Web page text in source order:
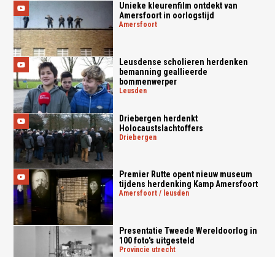
Unieke kleurenfilm ontdekt van
Amersfoort in oorlogstijd
amersfoort
Leusdense scholieren herdenken
bemanning geallieerde
bommenwerper
leusden
Driebergen herdenkt
Holocaustslachtoffers
driebergen
Premier Rutte opent nieuw museum
tijdens herdenking Kamp Amersfoort
amersfoort / leusden
Presentatie Tweede Wereldoorlog in
100 foto's uitgesteld
provincie utrecht